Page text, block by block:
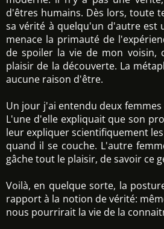
d'êtres humains. Dès lors, toute
sa vérité à quelqu'un d'autre est
menace la primauté de
de spoiler la vie de mon voisin,
plaisir de la découverte. La
aucune raison d'être.
Un jour j'ai entendu deux
L'une d'elle expliquait que son
leur expliquer scientifiquement
quand il se couche. L'autre
gâche tout le plaisir, de savoir ce
Voilà, en quelque sorte, la
rapport à la notion de vérité:
nous pourrirait la vie de la